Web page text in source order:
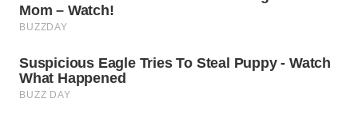
WN
MANDALIKA
WN
LIKUPANG